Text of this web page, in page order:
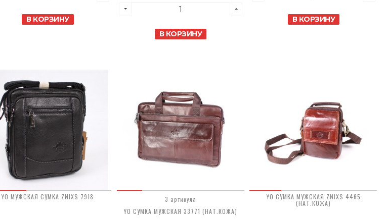
В КОРЗИНУ
В КОРЗИНУ
В КОРЗИНУ
YO МУЖСКАЯ СУМКА ZNIXS 7918
3 артикула
YO СУМКА МУЖСКАЯ 33771 (НАТ.КОЖА)
YO СУМКА МУЖСКАЯ ZNIXS 4465
(НАТ.КОЖА)